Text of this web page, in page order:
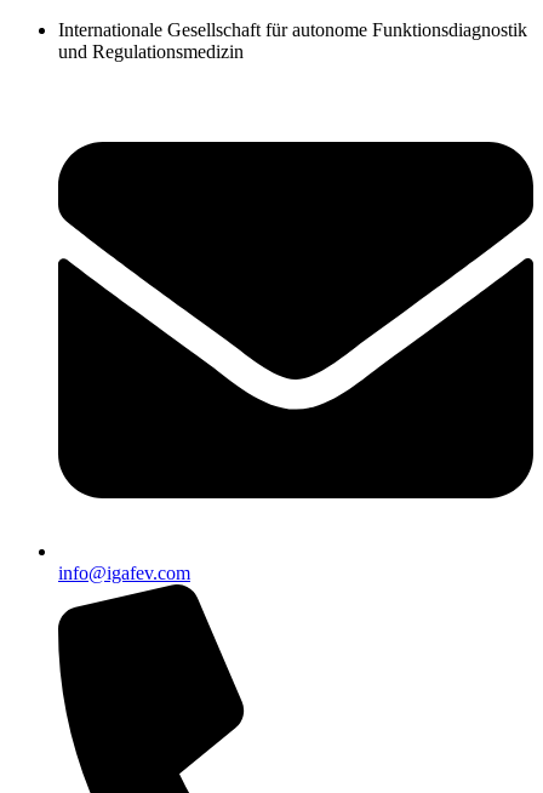
Zum
Internationale Gesellschaft für autonome Funktionsdiagnostik
und Regulationsmedizin
info@igafev.com